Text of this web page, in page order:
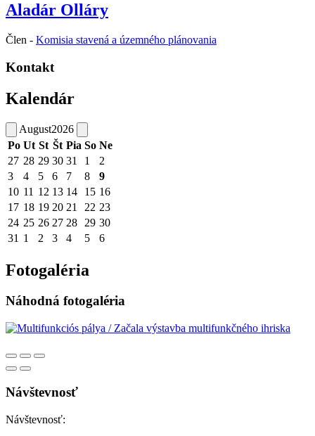
Aladár Olláry
Člen - Komisia stavená a územného plánovania
Kontakt
Kalendár
August2026
Po Ut St Št Pia So Ne
27 28 29 30 31 1
2
3
4 5 6 7 8
9
10 11 12 13 14 15 16
17 18 19 20 21 22 23
24 25 26 27 28 29 30
31 1 2 3 4 5 6
Fotogaléria
Náhodná fotogaléria
Návštevnosť
Návštevnosť: